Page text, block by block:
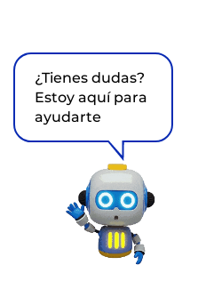
¿Tienes dudas?
Estoy aquí para
ayudarte